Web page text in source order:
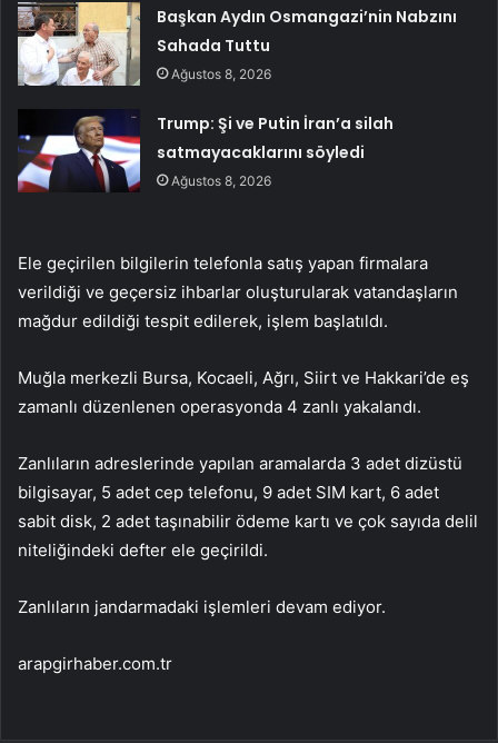
Başkan Aydın Osmangazi’nin Nabzını
Sahada Tuttu
Ağustos 8, 2026
Trump: Şi ve Putin İran’a silah
satmayacaklarını söyledi
Ağustos 8, 2026
Ele geçirilen bilgilerin telefonla satış yapan firmalara
verildiği ve geçersiz ihbarlar oluşturularak vatandaşların
mağdur edildiği tespit edilerek, işlem başlatıldı.
Muğla merkezli Bursa, Kocaeli, Ağrı, Siirt ve Hakkari’de eş
zamanlı düzenlenen operasyonda 4 zanlı yakalandı.
Zanlıların adreslerinde yapılan aramalarda 3 adet dizüstü
bilgisayar, 5 adet cep telefonu, 9 adet SIM kart, 6 adet
sabit disk, 2 adet taşınabilir ödeme kartı ve çok sayıda delil
niteliğindeki defter ele geçirildi.
Zanlıların jandarmadaki işlemleri devam ediyor.
arapgirhaber.com.tr